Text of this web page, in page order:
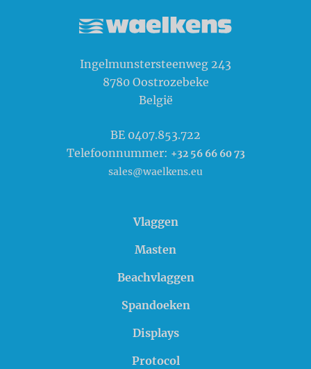
Ingelmunstersteenweg 243
8780 Oostrozebeke
België
BE 0407.853.722
Telefoonnummer: +32 56 66 60 73
sales@waelkens.eu
Vlaggen
Masten
Beachvlaggen
Spandoeken
Displays
Protocol